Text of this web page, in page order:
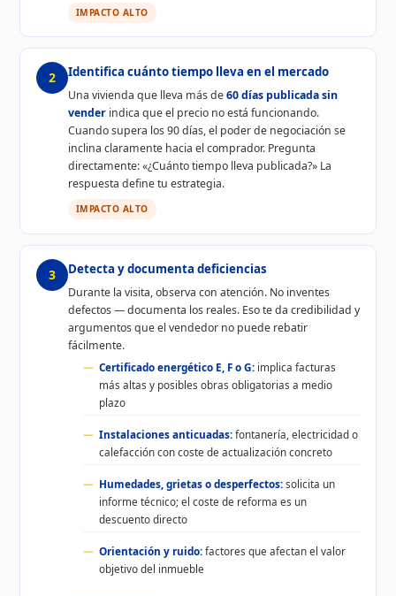
IMPACTO ALTO
2 Identifica cuánto tiempo lleva en el mercado
Una vivienda que lleva más de60 días publicada sin
venderindica que el precio no está funcionando.
Cuando supera los 90 días, el poder de negociación se
inclina claramente hacia el comprador. Pregunta
directamente: «¿Cuánto tiempo lleva publicada?» La
respuesta define tu estrategia.
IMPACTO ALTO
3 Detecta y documenta deficiencias
Durante la visita, observa con atención. No inventes
defectos — documenta los reales. Eso te da credibilidad y
argumentos que el vendedor no puede rebatir
fácilmente.
Certificado energético E, F o G: implica facturas
más altas y posibles obras obligatorias a medio
plazo
Instalaciones anticuadas:fontanería, electricidad o
calefacción con coste de actualización concreto
Humedades, grietas o desperfectos:solicita un
informe técnico; el coste de reforma es un
descuento directo
Orientación y ruido:factores que afectan el valor
objetivo del inmueble